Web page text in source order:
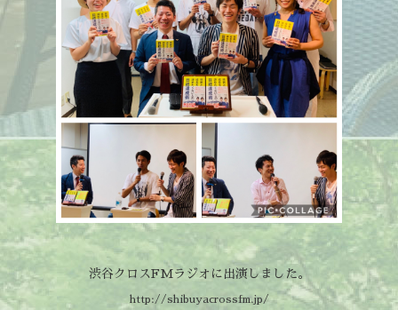
渋谷クロスFMラジオに出演しました。
http://shibuyacrossfm.jp/